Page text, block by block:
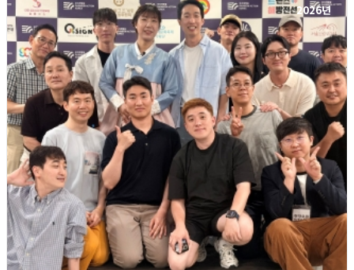
2026년